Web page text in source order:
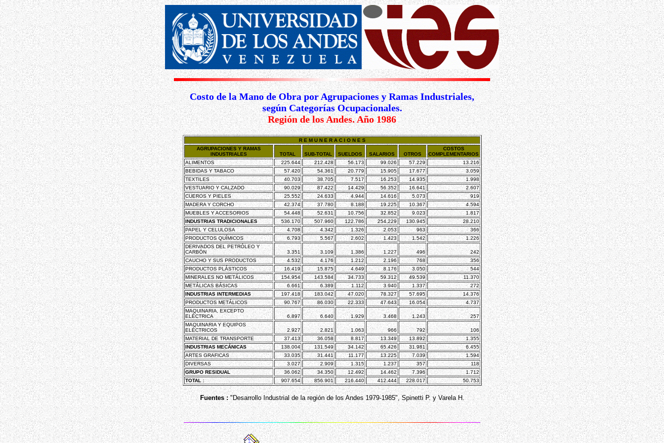
Costo de la Mano de Obra por Agrupaciones y Ramas Industriales,
según Categorías Ocupacionales.
Región de los Andes. Año 1986
R E M U N E R A C I O N E S
AGRUPACIONES Y RAMAS
INDUSTRIALES
TOTAL SUB-TOTAL SUELDOS SALARIOS OTROS
COSTOS
COMPLEMENTARIOS
ALIMENTOS
225.644 212.428 56.173 99.026 57.229
13.216
BEBIDAS Y TABACO
57.420 54.361 20.779 15.905 17.677
3.059
TEXTILES
40.703 38.705 7.517 16.253 14.935
1.998
VESTUARIO Y CALZADO
90.029 87.422 14.429 56.352 16.641
2.607
CUEROS Y PIELES
25.552 24.633 4.944 14.616 5.073
919
MADERA Y CORCHO
42.374 37.780 8.188 19.225 10.367
4.594
MUEBLES Y ACCESORIOS
54.448 52.631 10.756 32.852 9.023
1.817
INDUSTRIAS TRADICIONALES
536.170 507.960 122.786 254.229 130.945
28.210
PAPEL Y CELULOSA
4.708 4.342 1.326 2.053 963
366
PRODUCTOS QUÍMICOS
6.793 5.567 2.602 1.423 1.542
1.226
DERIVADOS DEL PETRÓLEO Y
CARBÓN
3.351 3.109 1.386 1.227 496
242
CAUCHO Y SUS PRODUCTOS
4.532 4.176 1.212 2.196 768
356
PRODUCTOS PLÁSTICOS
16.419 15.875 4.649 8.176 3.050
544
MINERALES NO METÁLICOS
154.954 143.584 34.733 59.312 49.539
11.370
METÁLICAS BÁSICAS
6.661 6.389 1.112 3.940 1.337
272
INDUSTRIAS INTERMEDIAS
197.418 183.042 47.020 78.327 57.695
14.376
PRODUCTOS METÁLICOS
90.767 86.030 22.333 47.643 16.054
4.737
MAQUINARIA, EXCEPTO
ELÉCTRICA
6.897 6.640 1.929 3.468 1.243
257
MAQUINARIA Y EQUIPOS
ELÉCTRICOS
2.927 2.821 1.063 966 792
106
MATERIAL DE TRANSPORTE
37.413 36.058 8.817 13.349 13.892
1.355
INDUSTRIAS MECÁNICAS
138.004 131.549 34.142 65.426 31.981
6.455
ARTES GRAFICAS
33.035 31.441 11.177 13.225 7.039
1.594
DIVERSAS
3.027 2.909 1.315 1.237 357
118
GRUPO RESIDUAL
36.062 34.350 12.492 14.462 7.396
1.712
TOTAL :
907.654 856.901 216.440 412.444 228.017 50.753
Fuentes : "Desarrollo Industrial de la región de los Andes 1979-1985", Spinetti P. y Varela H.